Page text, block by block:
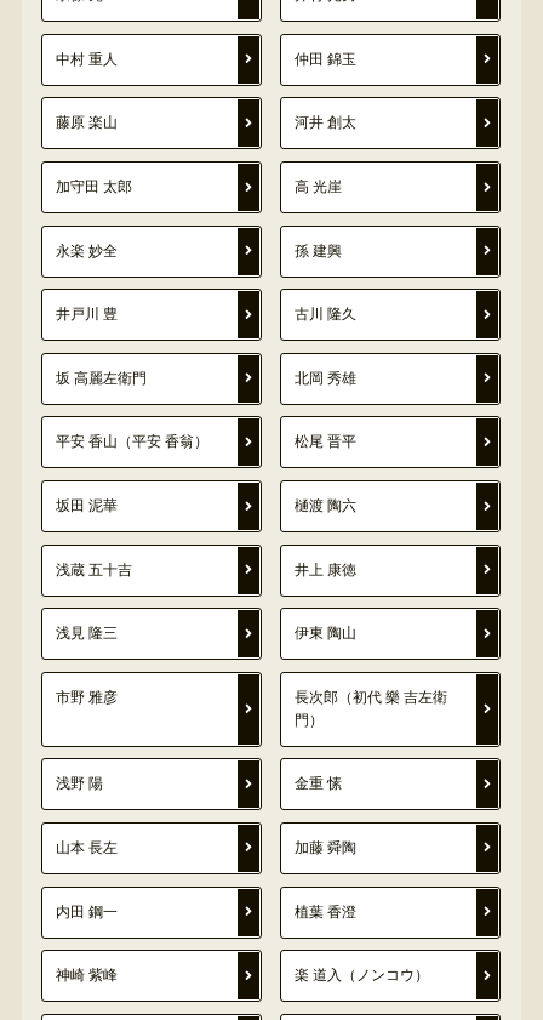
中村 重人 仲田 錦玉
藤原 楽山 河井 創太
加守田 太郎 高 光崖
永楽 妙全 孫 建興
井戸川 豊 古川 隆久
坂 高麗左衛門 北岡 秀雄
平安 香山（平安 香翁） 松尾 晋平
坂田 泥華 樋渡 陶六
浅蔵 五十吉 井上 康徳
浅見 隆三 伊東 陶山
市野 雅彦
長次郎（初代 樂 吉左衛
門）
浅野 陽 金重 愫
山本 長左 加藤 舜陶
内田 鋼一 植葉 香澄
神崎 紫峰 楽 道入（ノンコウ）